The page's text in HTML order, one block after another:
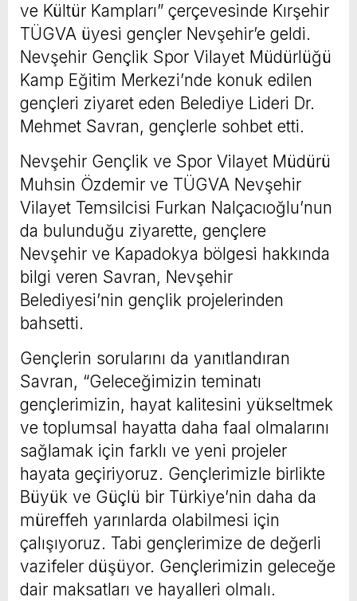
ve Kültür Kampları” çerçevesinde Kırşehir
TÜGVA üyesi gençler Nevşehir’e geldi.
Nevşehir Gençlik Spor Vilayet Müdürlüğü
Kamp Eğitim Merkezi’nde konuk edilen
gençleri ziyaret eden Belediye Lideri Dr.
Mehmet Savran, gençlerle sohbet etti.
Nevşehir Gençlik ve Spor Vilayet Müdürü
Muhsin Özdemir ve TÜGVA Nevşehir
Vilayet Temsilcisi Furkan Nalçacıoğlu’nun
da bulunduğu ziyarette, gençlere
Nevşehir ve Kapadokya bölgesi hakkında
bilgi veren Savran, Nevşehir
Belediyesi’nin gençlik projelerinden
bahsetti.
Gençlerin sorularını da yanıtlandıran
Savran, “Geleceğimizin teminatı
gençlerimizin, hayat kalitesini yükseltmek
ve toplumsal hayatta daha faal olmalarını
sağlamak için farklı ve yeni projeler
hayata geçiriyoruz. Gençlerimizle birlikte
Büyük ve Güçlü bir Türkiye’nin daha da
müreffeh yarınlarda olabilmesi için
çalışıyoruz. Tabi gençlerimize de değerli
vazifeler düşüyor. Gençlerimizin geleceğe
dair maksatları ve hayalleri olmalı.